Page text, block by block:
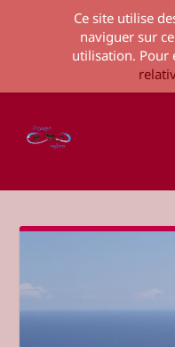
Ce site utilise
naviguer sur
utilisation. Pour